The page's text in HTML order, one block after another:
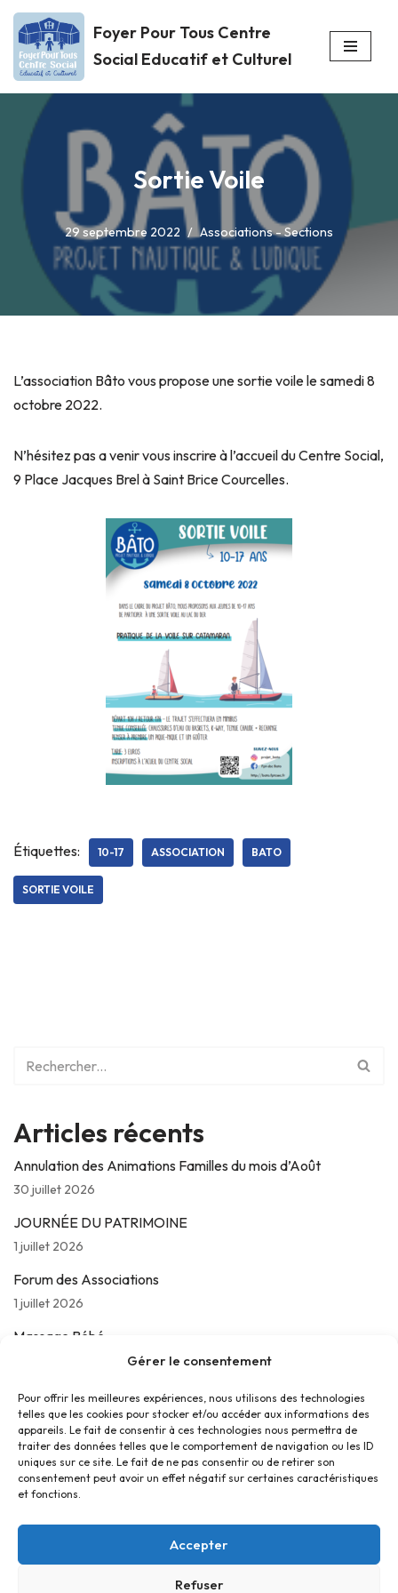
Gérer le consentement
Pour offrir les meilleures expériences, nous utilisons des technologies
telles que les cookies pour stocker et/ou accéder aux informations des
appareils. Le fait de consentir à ces technologies nous permettra de
traiter des données telles que le comportement de navigation ou les ID
uniques sur ce site. Le fait de ne pas consentir ou de retirer son
consentement peut avoir un effet négatif sur certaines caractéristiques
et fonctions.
Accepter
Refuser
Aller
au
contenu
Foyer Pour Tous Centre
Social Educatif et Culturel
Sortie Voile
29 septembre 2022 Associations - Sections
L’association Bâto vous propose une sortie voile le samedi 8
octobre 2022.
N’hésitez pas a venir vous inscrire à l’accueil du Centre Social,
9 Place Jacques Brel à Saint Brice Courcelles.
Étiquettes: 10-17 ASSOCIATION BATO
SORTIE VOILE
Articles récents
Annulation des Animations Familles du mois d’Août
30 juillet 2026
JOURNÉE DU PATRIMOINE
1 juillet 2026
Forum des Associations
1 juillet 2026
Massage Bébé
Les jeudis de La Parolière
16 juin 2026
Contact